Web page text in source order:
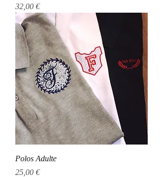
Prix
32,00 €
Polos Adulte
Prix
25,00 €